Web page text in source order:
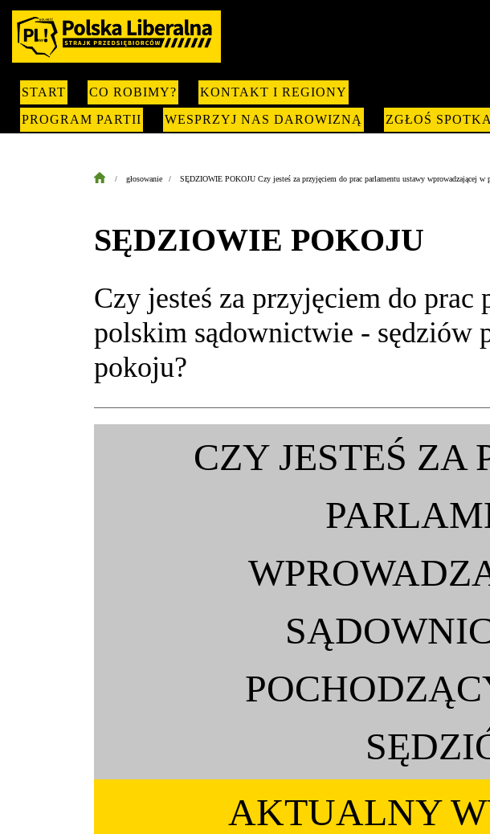
START CO ROBIMY?
KONTAKT I REGIONY
PROGRAM PARTII
WESPRZYJ NAS DAROWIZNĄ ZGŁOŚ
głosowanie SĘDZIOWIE POKOJU Czy jesteś za przyjęciem do prac parlamentu ustawy wprowadzającej
SĘDZIOWIE POKOJU
Czy jesteś za przyjęciem do
polskim sądownictwie - sędziów
pokoju?
CZY JESTEŚ ZA
AKTUALNY